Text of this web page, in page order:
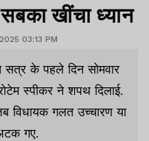
खींचा ध्यान
03:13 PM
सत्र के पहले दिन सोमवार
स्पीकर ने शपथ दिलाई.
विधायक गलत उच्चारण या
गए.